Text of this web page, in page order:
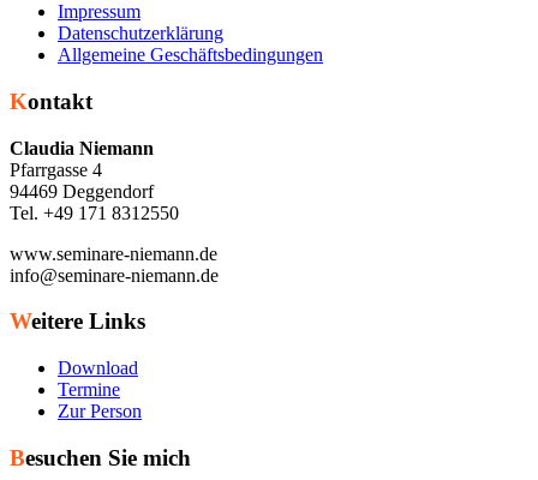
Impressum
Datenschutzerklärung
Allgemeine Geschäftsbedingungen
Kontakt
Claudia Niemann
Pfarrgasse 4
94469 Deggendorf
Tel. +49 171 8312550
www.seminare-niemann.de
info@seminare-niemann.de
Weitere Links
Download
Termine
Zur Person
Besuchen Sie mich